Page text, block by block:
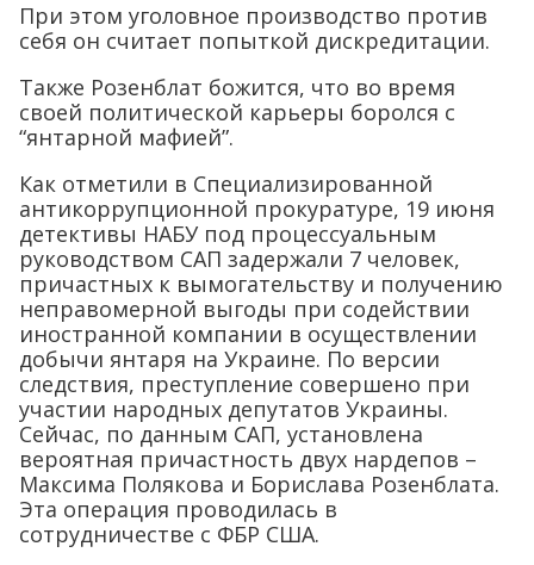
При этом уголовное производство против
себя он считает попыткой дискредитации.
Также Розенблат божится, что во время
своей политической карьеры боролся с
“янтарной мафией”.
Как отметили в Специализированной
антикоррупционной прокуратуре, 19 июня
детективы НАБУ под процессуальным
руководством САП задержали 7 человек,
причастных к вымогательству и получению
неправомерной выгоды при содействии
иностранной компании в осуществлении
добычи янтаря на Украине. По версии
следствия, преступление совершено при
участии народных депутатов Украины.
Сейчас, по данным САП, установлена
вероятная причастность двух нардепов –
Максима Полякова и Борислава Розенблата.
Эта операция проводилась в
сотрудничестве с ФБР США.